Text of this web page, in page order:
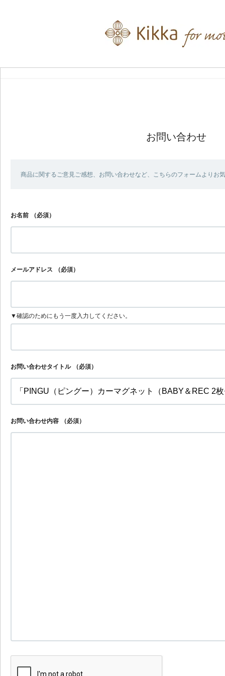
お問い合わせ
商品に関するご意見ご感想、お問い合わせなど、こちらのフォームよりお
お名前 （必須）
メールアドレス （必須）
▼確認のためにもう一度入力してください。
お問い合わせタイトル （必須）
お問い合わせ内容 （必須）